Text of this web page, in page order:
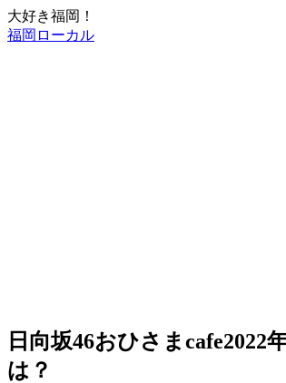
大好き福岡！
福岡ローカル
日向坂46おひさまcafe2022
は？